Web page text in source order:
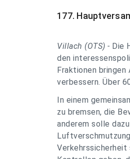
177.
Villach (OTS) - Die
den
Fraktionen bringen
verbessern. Über
In einem
zu bremsen, die
anderem solle
Verkehrssicherheit